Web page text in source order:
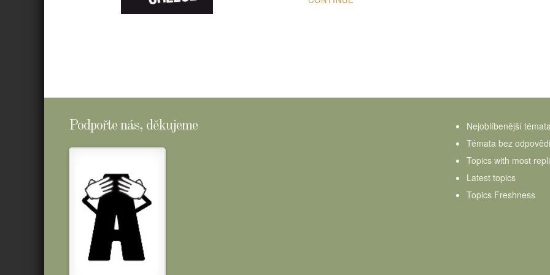
Podpořte nás, děkujeme
Nejoblíbenější
Témata bez odpovědi
Topics with most
Latest topics
Topics Freshness